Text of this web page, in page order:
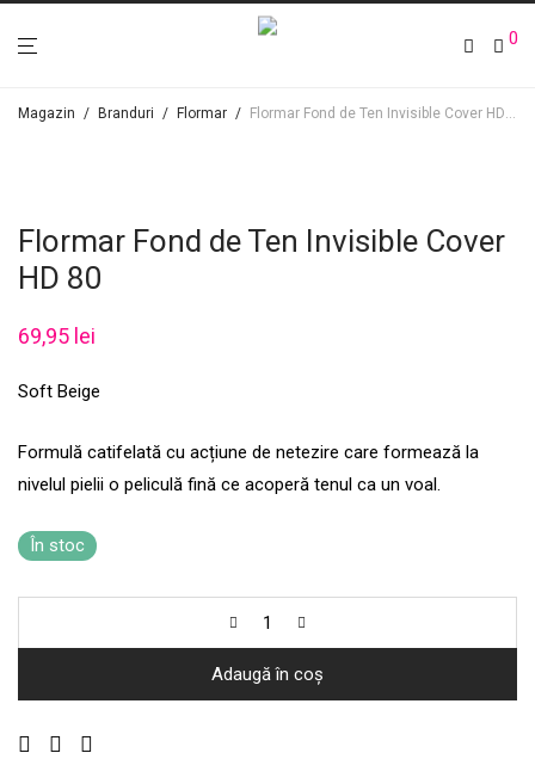
0
Magazin / Branduri / Flormar / Flormar Fond de Ten Invisible Cover HD 80
Flormar Fond de Ten Invisible Cover
HD 80
69,95 lei
Soft Beige
Formulă catifelată cu acțiune de netezire care formează la
nivelul pielii o peliculă fină ce acoperă tenul ca un voal.
În stoc
Adaugă în coș